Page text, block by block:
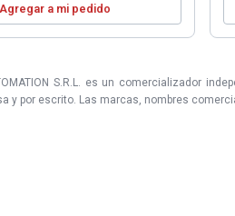
Agregar a mi pedido
S.R.L. es un comercializador
y por escrito. Las marcas, nombres